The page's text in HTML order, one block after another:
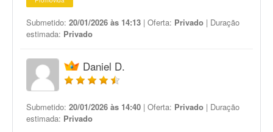
Submetido: 20/01/2026 às 14:13 | Oferta: Privado | Duração
estimada: Privado
Daniel D.
Submetido: 20/01/2026 às 14:40 | Oferta: Privado | Duração
estimada: Privado